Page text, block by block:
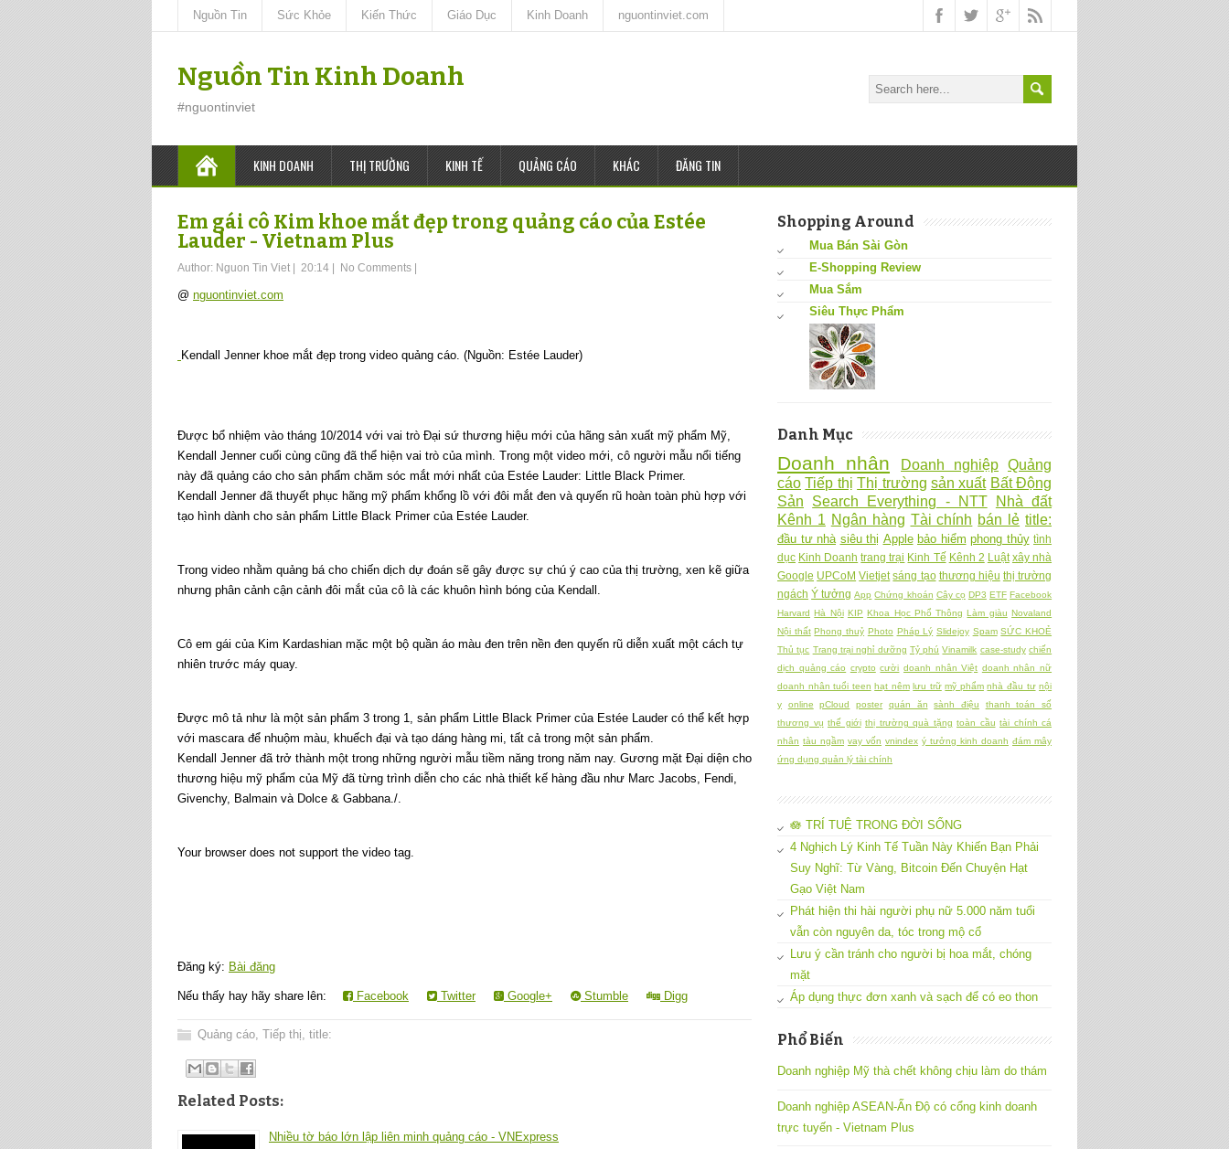
Nguồn Tin Sức Khỏe Kiến Thức Giáo Dục Kinh Doanh nguontinviet.com
Nguồn Tin Kinh Doanh
#nguontinviet
KINH DOANH THỊ TRƯỜNG KINH TẾ QUẢNG CÁO KHÁC ĐĂNG TIN
Em gái cô Kim khoe mắt đẹp trong quảng cáo của Estée
Lauder - Vietnam Plus
Author: Nguon Tin Viet 20:14 No Comments
@ nguontinviet.com
Kendall Jenner khoe mắt đẹp trong video quảng cáo. (Nguồn: Estée Lauder)
Được bổ nhiệm vào tháng 10/2014 với vai trò Đại sứ thương hiệu mới của hãng sản xuất mỹ phẩm Mỹ,
Kendall Jenner cuối cùng cũng đã thể hiện vai trò của mình. Trong một video mới, cô người mẫu nổi tiếng
này đã quảng cáo cho sản phẩm chăm sóc mắt mới nhất của Estée Lauder: Little Black Primer.
Kendall Jenner đã thuyết phục hãng mỹ phẩm khổng lồ với đôi mắt đen và quyến rũ hoàn toàn phù hợp với
tạo hình dành cho sản phẩm Little Black Primer của Estée Lauder.
Trong video nhằm quảng bá cho chiến dịch dự đoán sẽ gây được sự chú ý cao của thị trường, xen kẽ giữa
nhưng phân cảnh cận cảnh đôi mắt của cô là các khuôn hình bóng của Kendall.
Cô em gái của Kim Kardashian mặc một bộ quần áo màu đen trên nền đen quyến rũ diễn xuất một cách tự
nhiên trước máy quay.
Được mô tả như là một sản phẩm 3 trong 1, sản phẩm Little Black Primer của Estée Lauder có thể kết hợp
với mascara để nhuộm màu, khuếch đại và tạo dáng hàng mi, tất cả trong một sản phẩm.
Kendall Jenner đã trở thành một trong những người mẫu tiềm năng trong năm nay. Gương mặt Đại diện cho
thương hiệu mỹ phẩm của Mỹ đã từng trình diễn cho các nhà thiết kế hàng đầu như Marc Jacobs, Fendi,
Givenchy, Balmain và Dolce & Gabbana./.
Your browser does not support the video tag.
Đăng ký: Bài đăng
Nếu thấy hay hãy share lên: Facebook Twitter Google+ Stumble Digg
Quảng cáo, Tiếp thị, title:
Related Posts:
Nhiều tờ báo lớn lập liên minh quảng cáo - VNExpress
Shopping Around
Mua Bán Sài Gòn
E-Shopping Review
Mua Sắm
Siêu Thực Phẩm
Danh Mục
Doanh nhân Doanh nghiệp Quảng
cáo Tiếp thị Thị trường sản xuất Bất Động
Sản
Search Everything - NTT
Nhà đất
Kênh 1 Ngân hàng Tài chính bán lẻ title:
đầu tư nhà siêu thị Apple bảo hiểm phong thủy tình
dục Kinh Doanh trang trại Kinh Tế Kênh 2 Luật xây nhà
Google UPCoM Vietjet sáng tạo thương hiệu thị trường
ngách Ý tưởng App Chứng khoán Cây cọ DP3 ETF Facebook
Harvard Hà Nội KIP Khoa Học Phổ Thông Làm giàu Novaland
Nội thất Phong thuỷ Photo Pháp Lý Slidejoy Spam SỨC KHOẺ
Thủ tục Trang trại nghỉ dưỡng Tỷ phú Vinamilk case-study chiến
dịch quảng cáo crypto cười doanh nhân Việt doanh nhân nữ
doanh nhân tuổi teen hạt nêm lưu trữ mỹ phẩm nhà đầu tư nội
y
online pCloud poster quán ăn sành điệu
thanh toán số
thương vụ thế giới thị trường quà tặng toàn cầu tài chính cá
nhân tàu ngầm vay vốn vnindex ý tưởng kinh doanh đám mây
ứng dụng quản lý tài chính
🪷 TRÍ TUỆ TRONG ĐỜI SỐNG
4 Nghịch Lý Kinh Tế Tuần Này Khiến Bạn Phải
Suy Nghĩ: Từ Vàng, Bitcoin Đến Chuyện Hạt
Gạo Việt Nam
Phát hiện thi hài người phụ nữ 5.000 năm tuổi
vẫn còn nguyên da, tóc trong mộ cổ
Lưu ý cần tránh cho người bị hoa mắt, chóng
mặt
Áp dụng thực đơn xanh và sạch để có eo thon
Phổ Biến
Doanh nghiệp Mỹ thà chết không chịu làm do thám
Doanh nghiệp ASEAN-Ấn Độ có cổng kinh doanh
trực tuyến - Vietnam Plus